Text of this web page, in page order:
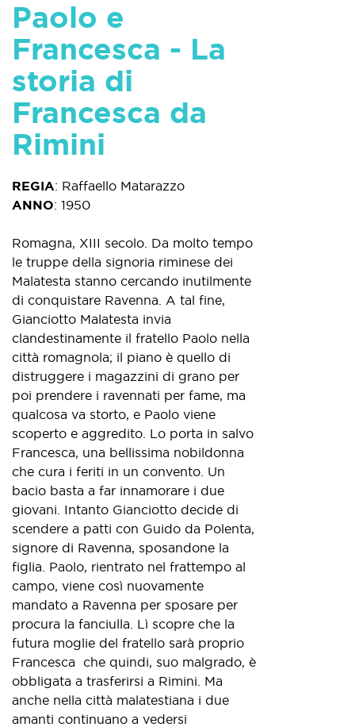
Paolo e
Francesca - La
storia di
Francesca da
Rimini
REGIA: Raffaello Matarazzo
ANNO: 1950
Romagna, XIII secolo. Da molto tempo
le truppe della signoria riminese dei
Malatesta stanno cercando inutilmente
di conquistare Ravenna. A tal fine,
Gianciotto Malatesta invia
clandestinamente il fratello Paolo nella
città romagnola; il piano è quello di
distruggere i magazzini di grano per
poi prendere i ravennati per fame, ma
qualcosa va storto, e Paolo viene
scoperto e aggredito. Lo porta in salvo
Francesca, una bellissima nobildonna
che cura i feriti in un convento. Un
bacio basta a far innamorare i due
giovani. Intanto Gianciotto decide di
scendere a patti con Guido da Polenta,
signore di Ravenna, sposandone la
figlia. Paolo, rientrato nel frattempo al
campo, viene così nuovamente
mandato a Ravenna per sposare per
procura la fanciulla. Lì scopre che la
futura moglie del fratello sarà proprio
Francesca che quindi, suo malgrado, è
obbligata a trasferirsi a Rimini. Ma
anche nella città malatestiana i due
amanti continuano a vedersi